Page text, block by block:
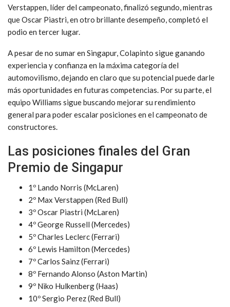
Verstappen, líder del campeonato, finalizó segundo, mientras
que Oscar Piastri, en otro brillante desempeño, completó el
podio en tercer lugar.
A pesar de no sumar en Singapur, Colapinto sigue ganando
experiencia y confianza en la máxima categoría del
automovilismo, dejando en claro que su potencial puede darle
más oportunidades en futuras competencias. Por su parte, el
equipo Williams sigue buscando mejorar su rendimiento
general para poder escalar posiciones en el campeonato de
constructores.
Las posiciones finales del Gran
Premio de Singapur
1º Lando Norris (McLaren)
2º Max Verstappen (Red Bull)
3º Oscar Piastri (McLaren)
4º George Russell (Mercedes)
5º Charles Leclerc (Ferrari)
6º Lewis Hamilton (Mercedes)
7º Carlos Sainz (Ferrari)
8º Fernando Alonso (Aston Martin)
9º Niko Hulkenberg (Haas)
10º Sergio Perez (Red Bull)